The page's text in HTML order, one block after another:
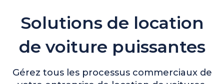
Solutions de location
de voiture puissantes
Gérez tous les processus commerciaux de